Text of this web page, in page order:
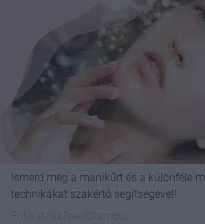
Ismerd meg a manikűrt és a különféle
technikákat szakértő segítségével!